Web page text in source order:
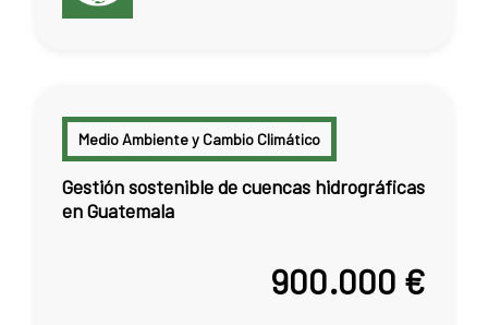
Medio Ambiente y Cambio Climático
Gestión sostenible de cuencas hidrográficas
en Guatemala
900.000 €